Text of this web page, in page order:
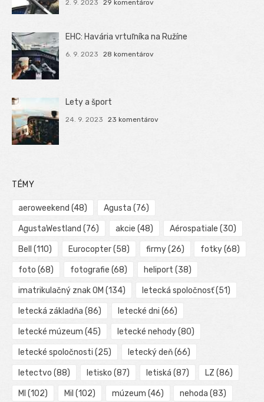
2. 9. 2023 29 komentárov
EHC: Havária vrtuľníka na Ružíne
6. 9. 2023 28 komentárov
Lety a šport
24. 9. 2023 23 komentárov
TÉMY
aeroweekend (48) Agusta (76)
AgustaWestland (76) akcie (48) Aérospatiale (30)
Bell (110) Eurocopter(58) firmy(26) fotky(68)
foto (68) fotografie (68) heliport (38)
imatrikulačný znak OM (134) letecká spoločnosť(51)
letecká základňa (86) letecké dni (66)
letecké múzeum (45) letecké nehody(80)
letecké spoločnosti (25) letecký deň(66)
letectvo (88) letisko (87) letiská (87) LZ (86)
MI (102) Mil (102) múzeum (46) nehoda (83)